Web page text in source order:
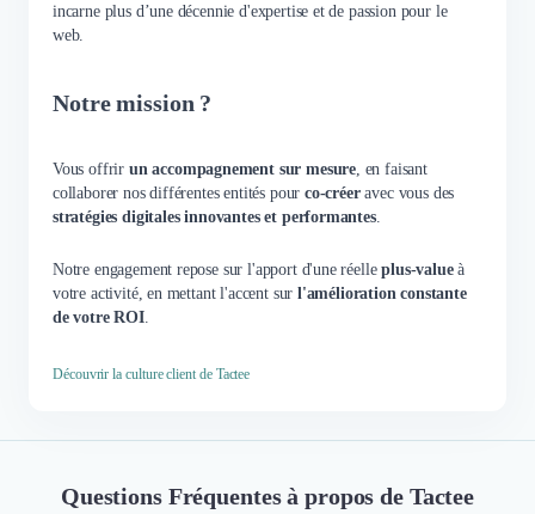
incarne plus d’une décennie d'expertise et de passion pour le
web.
Notre mission ?
Vous offrir un accompagnement sur mesure , en faisant
collaborer nos différentes entités pour co-créeravec vous des
stratégies digitales innovantes et performantes.
Notre engagement repose sur l'apport d'une réelleplus-valueà
votre activité, en mettant l'accent sur l'amélioration constante
de votre ROI.
Découvrir la culture client de Tactee
Questions Fréquentes à propos de Tactee